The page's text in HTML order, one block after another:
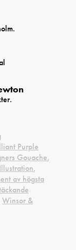
Purple
Gouache,
Illustration,
av högsta
Winsor &